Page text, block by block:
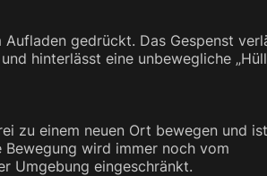
gedrückt. Das Gespenst
hinterlässt eine unbewegliche
zu einem neuen Ort bewegen und
Bewegung wird immer noch vom
Umgebung eingeschränkt.